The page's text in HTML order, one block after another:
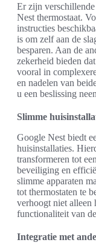
Er zijn verschillende
Nest thermostaat.
instructies
is om zelf aan de
besparen. Aan de
zekerheid bieden
vooral in
en nadelen van
u een beslissing
Slimme
Google Nest biedt
huisinstallaties.
transformeren tot
beveiliging en
slimme apparaten
tot thermostaten te
verhoogt niet alleen
functionaliteit van
Integratie met